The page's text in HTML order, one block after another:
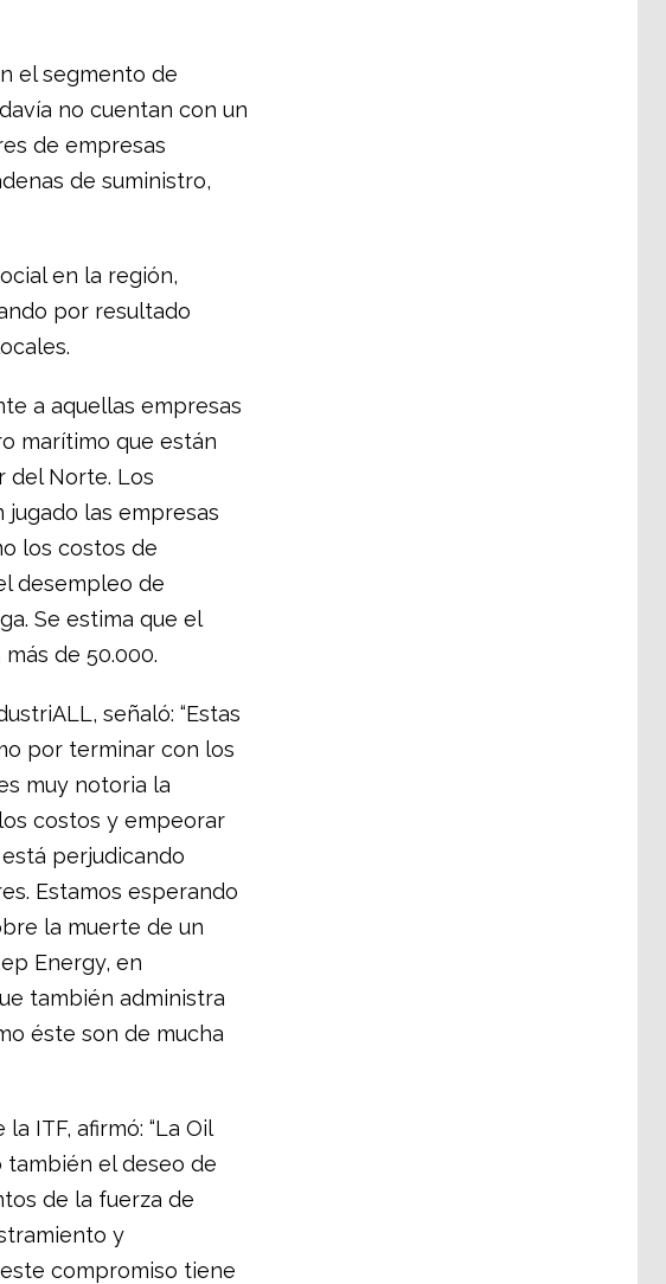
el segmento de
no cuentan con un
de empresas
de suministro,
en la región,
por resultado
a aquellas empresas
marítimo que están
del Norte. Los
las empresas
los costos de
desempleo de
Se estima que el
de 50.000.
señaló: “Estas
por terminar con los
muy notoria la
costos y empeorar
perjudicando
Estamos esperando
la muerte de un
Energy, en
también administra
éste son de mucha
ITF, afirmó: “La Oil
también el deseo de
de la fuerza de
y
compromiso tiene